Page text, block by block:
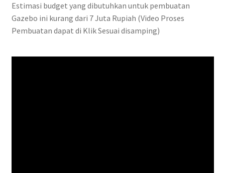
Estimasi budget yang dibutuhkan untuk pembuatan
Gazebo ini kurang dari 7 Juta Rupiah (Video Proses
Pembuatan dapat di Klik Sesuai disamping)